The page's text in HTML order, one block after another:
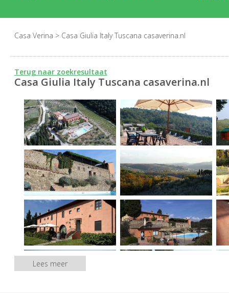
Casa Verina > Casa Giulia Italy Tuscana casaverina.nl
Terug naar zoekresultaat
Casa Giulia Italy Tuscana casaverina.nl
Lees meer